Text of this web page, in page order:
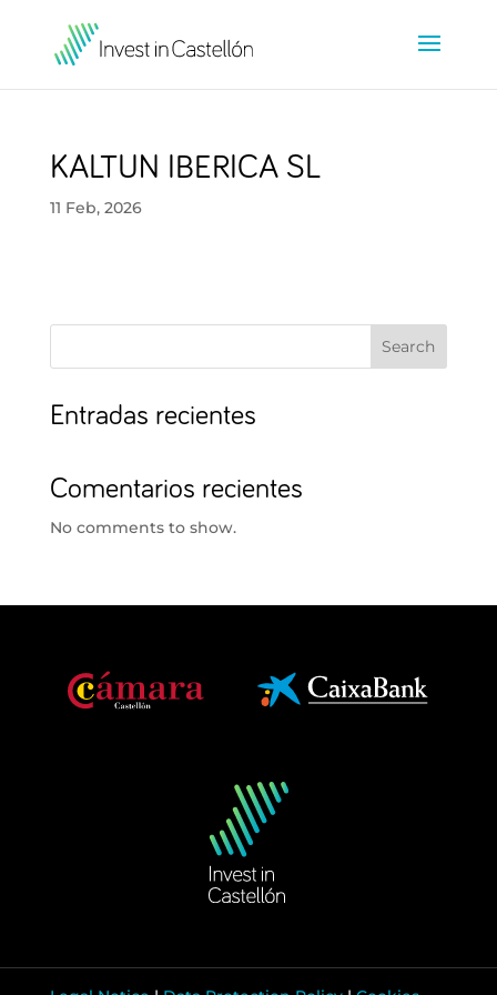
KALTUN IBERICA SL
11 Feb, 2026
Search
Entradas recientes
Comentarios recientes
No comments to show.